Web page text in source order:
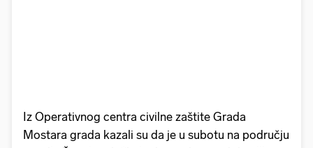
Iz Operativnog centra civilne zaštite Grada
Mostara grada kazali su da je u subotu na području